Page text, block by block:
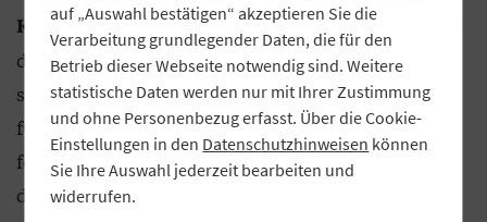
Kick:Die Vorbereitungen für eine Spielwarenmesse
dauern normalerweise anderthalb Jahre. Doch die
sich nur langsam verbessernde Pandemielage sorgt
für Unsicherheit in der Branche. Hinzukommt die
fehlende Perspektive für das Messewesen seitens
der Politik. Diese Planungsunsicherheit erschwert
auf „Auswahl bestätigen“ akzeptieren Sie die
Verarbeitung grundlegender Daten, die für den
Betrieb dieser Webseite notwendig sind. Weitere
statistische Daten werden nur mit Ihrer Zustimmung
und ohne Personenbezug erfasst. Über die Cookie-
Einstellungen in den Datenschutzhinweisen können
Sie Ihre Auswahl jederzeit bearbeiten und
widerrufen.